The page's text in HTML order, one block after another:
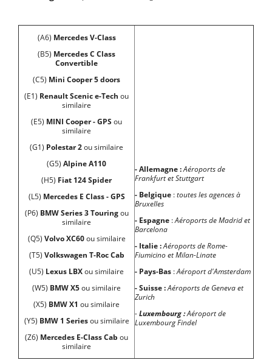
(A6) Mercedes V-Class
(B5) Mercedes C Class
Convertible
(C5) Mini Cooper 5 doors
(E1) Renault Scenic e-Tech ou
similaire
(E5) MINI Cooper - GPS ou
similaire
(G1) Polestar 2ou similaire
(G5) Alpine A110
(H5) Fiat 124 Spider
(L5) Mercedes E Class - GPS
(P6) BMW Series 3 Touringou
similaire
(Q5) Volvo XC60ou similaire
(T5) Volkswagen T-Roc Cab
(U5) Lexus LBXou similaire
(W5) BMW X5ou similaire
(X5) BMW X1 ou similaire
(Y5) BMW 1 Seriesou similaire
(Z6) Mercedes E-Class Cab ou
similaire
- Allemagne :Aéroports de
Frankfurt et Stuttgart
- Belgique :toutesles agences à
Bruxelles
- Espagne :Aéroports de Madrid et
Barcelona
- Italie :Aéroports deRome-
Fiumicino et Milan-Linate
- Pays-Bas :Aéroport d'Amsterdam
- Suisse :Aéroports de Geneva et
Zurich
-Luxembourg :Aéroport de
Luxembourg Findel